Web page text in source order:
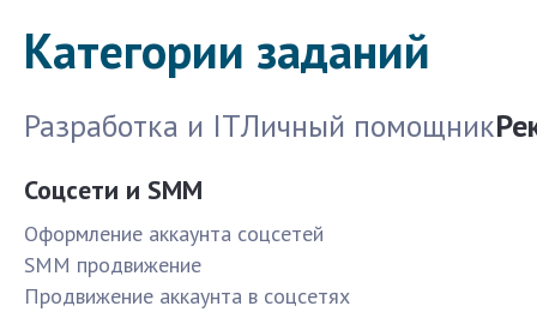
Категории заданий
Разработка и ITЛичный помощник
Соцсети и SMM
Оформление аккаунта соцсетей
SMM продвижение
Продвижение аккаунта в соцсетях